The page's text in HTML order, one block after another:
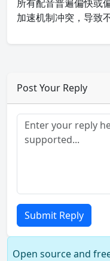
所有配音普遍偏快或
加速机制冲突，导致
Post Your Reply
Submit Reply
Open source and